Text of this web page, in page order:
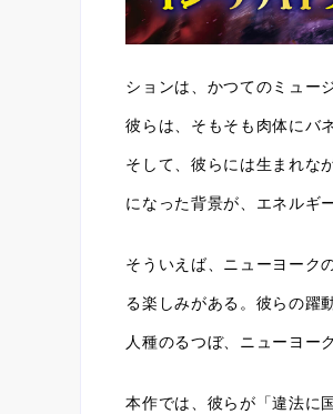
ションは、かつてのミュー
彼らは、そもそも肉体にバ
そして、彼らには生まれな
になった背景が、エネルギ
そういえば、ニューヨーク
る楽しみがある。彼らの躍
人種のるつぼ、ニューヨー
本作では、彼らが「違法に